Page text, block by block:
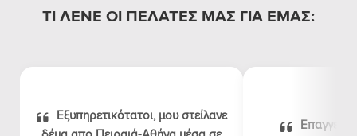
ΤΙ ΛΕΝΕ ΟΙ ΠΕΛΑΤΕΣ ΜΑΣ ΓΙΑ ΕΜΑΣ:
Εξυπηρετικότατοι, μου στείλανε